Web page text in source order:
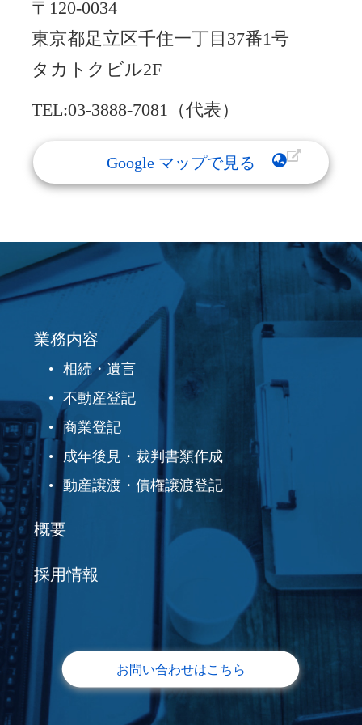
〒120-0034
東京都足立区千住一丁目37番1号
タカトクビル2F
TEL:03-3888-7081（代表）
Google マップで見る
業務内容
相続・遺言
不動産登記
商業登記
成年後見・裁判書類作成
動産譲渡・債権譲渡登記
概要
採用情報
お問い合わせはこちら